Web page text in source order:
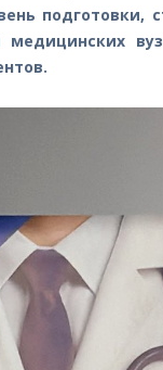
подготовки,